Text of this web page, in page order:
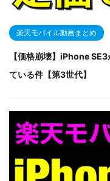
楽天モバイル動画まとめ
【価格崩壊】iPhone
ている件【第3世代】